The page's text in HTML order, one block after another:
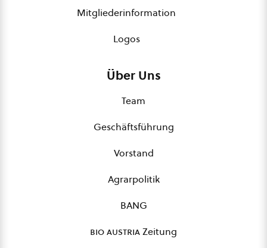
Mitgliederinformation
Logos
Über Uns
Team
Geschäftsführung
Vorstand
Agrarpolitik
BANG
bio austriaZeitung